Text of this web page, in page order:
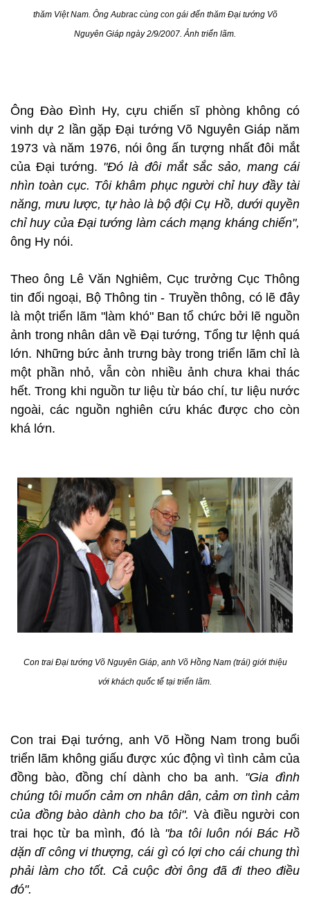
thăm Việt Nam. Ông Aubrac cùng con gái đến thăm Đại tướng Võ
Nguyên Giáp ngày 2/9/2007. Ảnh triển lãm.
Ông Đào Đình Hy, cựu chiến sĩ phòng không có
vinh dự 2 lần gặp Đại tướng Võ Nguyên Giáp năm
1973 và năm 1976, nói ông ấn tượng nhất đôi mắt
của Đại tướng. "Đó là đôi mắt sắc sảo, mang cái
nhìn toàn cục. Tôi khâm phục người chỉ huy đầy tài
năng, mưu lược, tự hào là bộ đội Cụ Hồ, dưới quyền
chỉ huy của Đại tướng làm cách mạng kháng chiến",
ông Hy nói.
Theo ông Lê Văn Nghiêm, Cục trưởng Cục Thông
tin đối ngoại, Bộ Thông tin - Truyền thông, có lẽ đây
là một triển lãm "làm khó" Ban tổ chức bởi lẽ nguồn
ảnh trong nhân dân về Đại tướng, Tổng tư lệnh quá
lớn. Những bức ảnh trưng bày trong triển lãm chỉ là
một phần nhỏ, vẫn còn nhiều ảnh chưa khai thác
hết. Trong khi nguồn tư liệu từ báo chí, tư liệu nước
ngoài, các nguồn nghiên cứu khác được cho còn
khá lớn.
Con trai Đại tướng Võ Nguyên Giáp, anh Võ Hồng Nam (trái) giới thiệu
với khách quốc tế tại triển lãm.
Con trai Đại tướng, anh Võ Hồng Nam trong buổi
triển lãm không giấu được xúc động vì tình cảm của
đồng bào, đồng chí dành cho ba anh. "Gia đình
chúng tôi muốn cảm ơn nhân dân, cảm ơn tình cảm
của đồng bào dành cho ba tôi". Và điều người con
trai học từ ba mình, đó là "ba tôi luôn nói Bác Hồ
dặn dĩ công vi thượng, cái gì có lợi cho cái chung thì
phải làm cho tốt. Cả cuộc đời ông đã đi theo điều
đó".